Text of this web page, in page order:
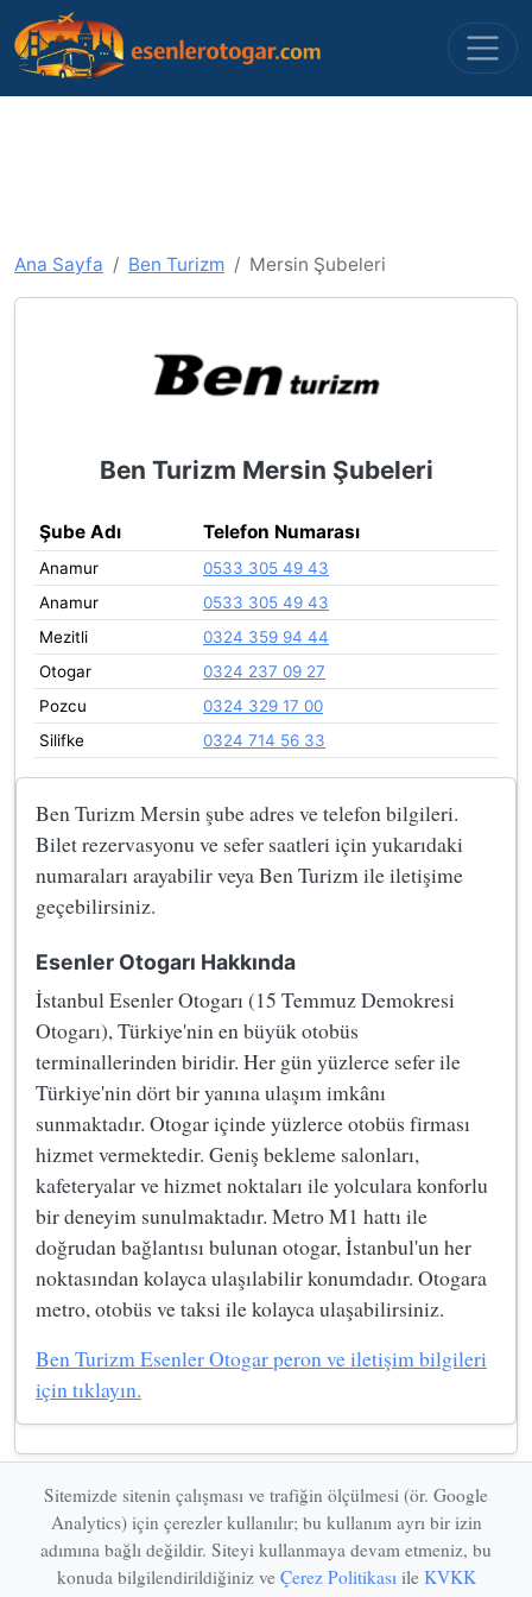
Ana Sayfa Ben Turizm Mersin Şubeleri
Ben Turizm Mersin Şubeleri
Şube Adı Telefon Numarası
Anamur
0533 305 49 43
Anamur
0533 305 49 43
Mezitli
0324 359 94 44
Otogar
0324 237 09 27
Pozcu
0324 329 17 00
Silifke
0324 714 56 33
Ben Turizm Mersin şube adres ve telefon bilgileri.
Bilet rezervasyonu ve sefer saatleri için yukarıdaki
numaraları arayabilir veya Ben Turizm ile iletişime
geçebilirsiniz.
Esenler Otogarı Hakkında
İstanbul Esenler Otogarı (15 Temmuz Demokresi
Otogarı), Türkiye'nin en büyük otobüs
terminallerinden biridir. Her gün yüzlerce sefer ile
Türkiye'nin dört bir yanına ulaşım imkânı
sunmaktadır. Otogar içinde yüzlerce otobüs firması
hizmet vermektedir. Geniş bekleme salonları,
kafeteryalar ve hizmet noktaları ile yolculara konforlu
bir deneyim sunulmaktadır. Metro M1 hattı ile
doğrudan bağlantısı bulunan otogar, İstanbul'un her
noktasından kolayca ulaşılabilir konumdadır. Otogara
metro, otobüs ve taksi ile kolayca ulaşabilirsiniz.
Ben Turizm Esenler Otogar peron ve iletişim bilgileri
için tıklayın.
Sitemizde sitenin çalışması ve trafiğin ölçülmesi (ör. Google
Analytics) için çerezler kullanılır; bu kullanım ayrı bir izin
adımına bağlı değildir. Siteyi kullanmaya devam etmeniz, bu
konuda bilgilendirildiğiniz ve Çerez Politikasıile KVKK
Esenler Otogar | Otobüs Firmaları, Peron ve İletişim
Bu site bilgi amaçlıdır. Resmi kurum veya yönetim değildir. Güncel bilgiler